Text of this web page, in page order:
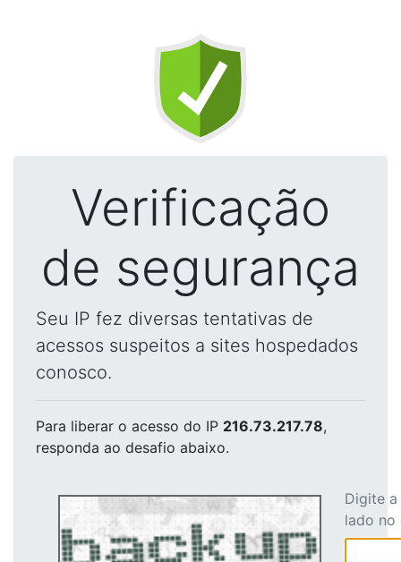
Verificação
de segurança
Seu IP fez diversas tentativas de
acessos suspeitos a sites hospedados
conosco.
Para liberar o acesso do IP 216.73.217.78,
responda ao desafio abaixo.
Digite
lado no